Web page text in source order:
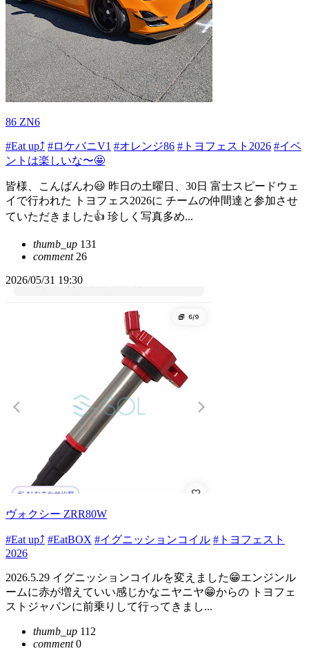
86 ZN6
#Eat up⤴️ #ロケバニV1 #オレンジ86 #トヨフェスト2026 #イベ
ントは楽しいな〜🤩
皆様、こんばんわ😃 昨日の土曜日、30日 富士スピードウェ
イで行われた トヨフェス2026に チームの仲間達と参加させ
ていただきました👍️ 珍しく写真多め...
thumb_up 131
comment26
2026/05/31 19:30
ヴォクシー ZRR80W
#Eat up⤴ #EatBOX #イグニッションコイル #トヨフェスト
2026
2026.5.29 イグニッションコイルを変えました😁エンジンル
ームに赤が増えていい感じかなニヤニヤ😁からの トヨフェ
ストジャパンに前乗りして行ってきまし...
thumb_up 112
comment0